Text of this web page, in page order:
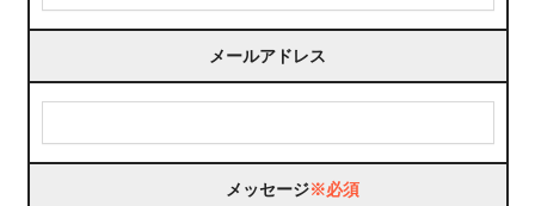
メールアドレス
メッセージ※必須